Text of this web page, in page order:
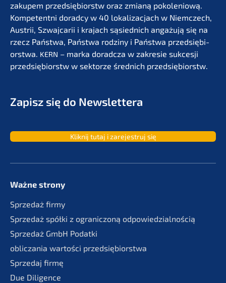
zakupem przedsię­bi­orstw oraz zmianą pokolenio­wą.
Kompe­tent­ni dorad­cy w 40 lokali­zac­jach w Niemc­zech,
Austrii, Szwaj­ca­rii i krajach sąsied­nich angażu­ją się na
rzecz Państ­wa, Państ­wa rodzi­ny i Państ­wa przedsię­bi­
orst­wa. KERN – marka dorad­c­za w zakre­sie sukces­ji
przedsię­bi­orstw w sektor­ze średnich przedsiębiorstw.
Zapisz się do Newslettera
Kliknij tutaj i zarejes­truj się
Ważne strony
Sprze­daż firmy
Sprze­daż spółki z ogranic­zoną odpowiedzialnością
Sprze­daż GmbH Podatki
oblic­za­nia wartości przedsiębiorstwa
Sprze­daj firmę
Due Diligence